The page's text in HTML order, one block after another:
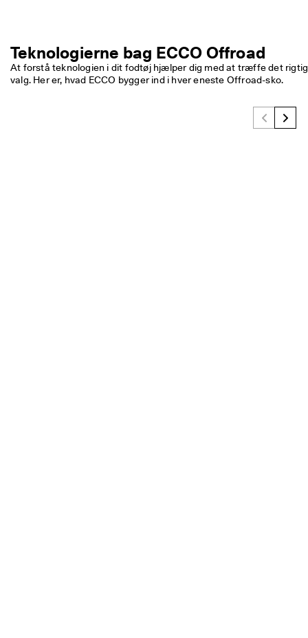
Teknologierne bag ECCO Offroad
At forstå teknologien i dit fodtøj hjælper dig med at træffe det
valg. Her er, hvad ECCO bygger ind i hver eneste Offroad-sko.